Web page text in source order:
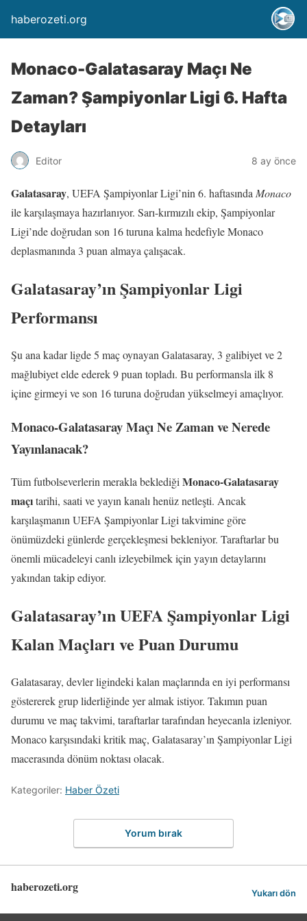
haberozeti.org
Monaco-Galatasaray Maçı Ne
Zaman? Şampiyonlar Ligi 6. Hafta
Detayları
Editor 8 ay önce
Galatasaray, UEFA Şampiyonlar Ligi’nin 6. haftasında Monaco
ile karşılaşmaya hazırlanıyor. Sarı-kırmızılı ekip, Şampiyonlar
Ligi’nde doğrudan son 16 turuna kalma hedefiyle Monaco
deplasmanında 3 puan almaya çalışacak.
Galatasaray’ın Şampiyonlar Ligi
Performansı
Şu ana kadar ligde 5 maç oynayan Galatasaray, 3 galibiyet ve 2
mağlubiyet elde ederek 9 puan topladı. Bu performansla ilk 8
içine girmeyi ve son 16 turuna doğrudan yükselmeyi amaçlıyor.
Monaco-Galatasaray Maçı Ne Zaman ve Nerede
Yayınlanacak?
Tüm futbolseverlerin merakla beklediğiMonaco-Galatasaray
maçıtarihi, saati ve yayın kanalı henüz netleşti. Ancak
karşılaşmanın UEFA Şampiyonlar Ligi takvimine göre
önümüzdeki günlerde gerçekleşmesi bekleniyor. Taraftarlar bu
önemli mücadeleyi canlı izleyebilmek için yayın detaylarını
yakından takip ediyor.
Galatasaray’ın UEFA Şampiyonlar Ligi
Kalan Maçları ve Puan Durumu
Galatasaray, devler ligindeki kalan maçlarında en iyi performansı
göstererek grup liderliğinde yer almak istiyor. Takımın puan
durumu ve maç takvimi, taraftarlar tarafından heyecanla izleniyor.
Monaco karşısındaki kritik maç, Galatasaray’ın Şampiyonlar Ligi
macerasında dönüm noktası olacak.
Kategoriler: Haber Özeti
Yorum bırak
haberozeti.org Yukarı dön